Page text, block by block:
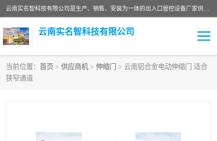
云南实名智科技有限公司是生产、销售、安装为一体的出入口管控设备厂家供应商。主营:电动伸缩门、道闸、广告道闸、重型空降闸、车牌识别、门禁通道、升降柱、岗亭、旗杆等智能设备。主营产品: 电动伸缩门,道闸门禁,车牌识别 生产、销售、安装为一体的出入口管控设备厂家源头供应商。
云南实名智科技有限公司
当前位置： 首页 > 供应商机 > 伸缩门
> 云南铝合金电动伸缩门 适合
狭窄通道
车牌识别门系列
升降门系列 通道闸系列